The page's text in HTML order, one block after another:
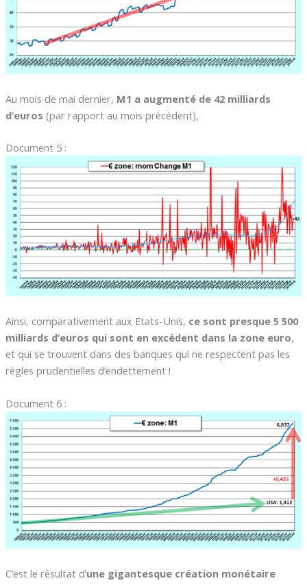
Au mois de mai dernier, M1 a augmenté de 42 milliards
d’euros (par rapport au mois précédent),
Document 5 :
Ainsi, comparativement aux Etats-Unis, ce sont presque 5 500
milliards d’euros qui sont en excédent dans la zone euro,
et qui se trouvent dans des banques qui ne respectent pas les
règles prudentielles d’endettement !
Document 6 :
C’est le résultat d’une gigantesque création monétaire